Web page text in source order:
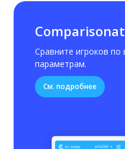
Сравните игроков по
параметрам.
См. подробнее